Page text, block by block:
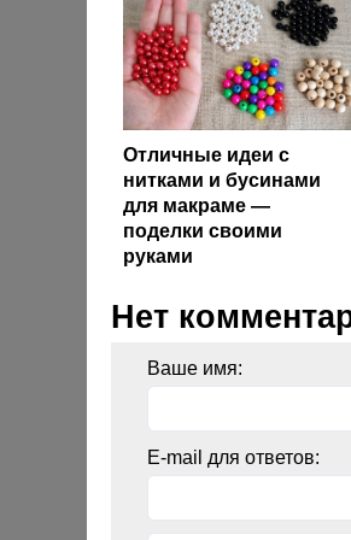
Отличные идеи с
нитками и бусинами
для макраме —
поделки своими
руками
Нет
Ваше имя:
E-mail для ответов: